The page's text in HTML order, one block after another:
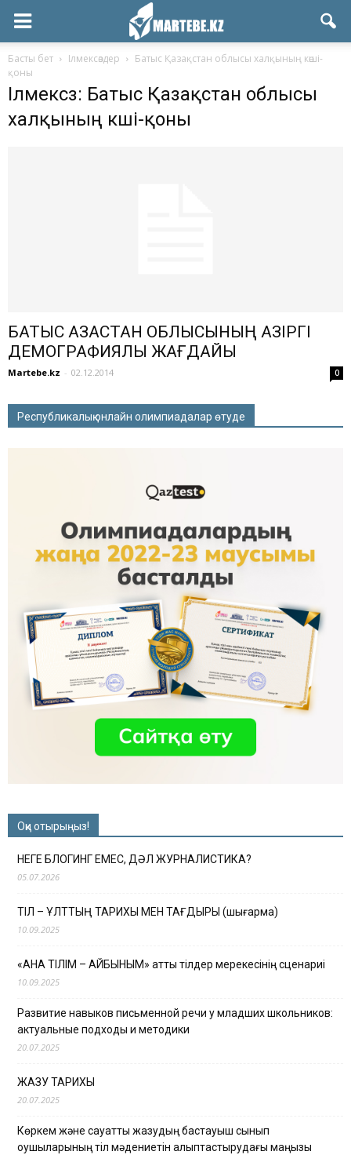
Басты бет Ілмексөздер
Батыс Қазақстан облысы халқының көші-
қоны
Ілмексөз: Батыс Қазақстан облысы
халқының көші-қоны
БАТЫС ҚАЗАҚСТАН ОБЛЫСЫНЫҢ ҚАЗІРГІ
ДЕМОГРАФИЯЛЫҚ ЖАҒДАЙЫ
Martebe.kz - 02.12.2014 0
Республикалық онлайн олимпиадалар өтуде
Оқи отырыңыз!
НЕГЕ БЛОГИНГ ЕМЕС, ДӘЛ ЖУРНАЛИСТИКА?
05.07.2026
ТІЛ – ҰЛТТЫҢ ТАРИХЫ МЕН ТАҒДЫРЫ (шығарма)
10.09.2025
«АНА ТІЛІМ – АЙБЫНЫМ» атты тілдер мерекесінің сценариі
10.09.2025
Развитие навыков письменной речи у младших школьников:
актуальные подходы и методики
20.07.2025
ЖАЗУ ТАРИХЫ
20.07.2025
Көркем және сауатты жазудың бастауыш сынып
оқушыларының тіл мәдениетін қалыптастырудағы маңызы